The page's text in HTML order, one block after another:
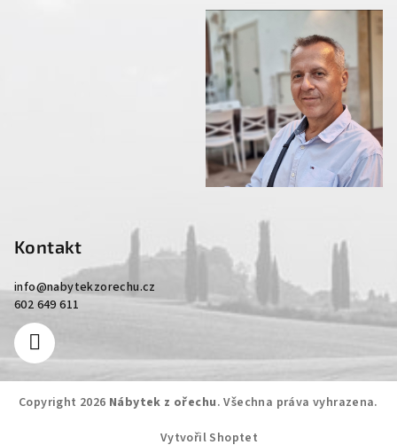
Kontakt
info@nabytekzorechu.cz
602 649 611
Copyright 2026 Nábytek z ořechu. Všechna práva vyhrazena.
Vytvořil Shoptet